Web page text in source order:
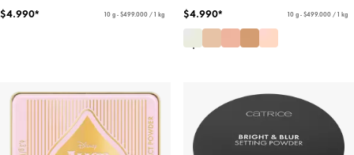
$4.990*
10 g - $499.000 / 1 kg
$4.990*
10 g - $499.000 / 1 kg